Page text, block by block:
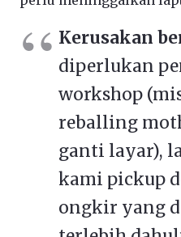
Kerusakan
diperlukan
workshop
reballing
ganti layar),
kami pickup
ongkir yang